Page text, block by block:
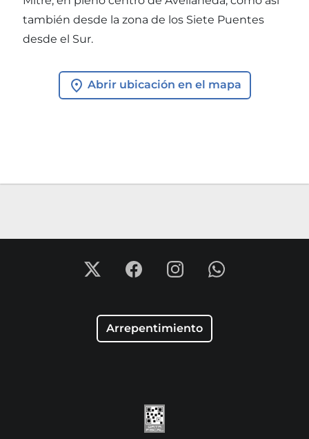
también desde la zona de los Siete Puentes
desde el Sur.
Abrir ubicación en el mapa